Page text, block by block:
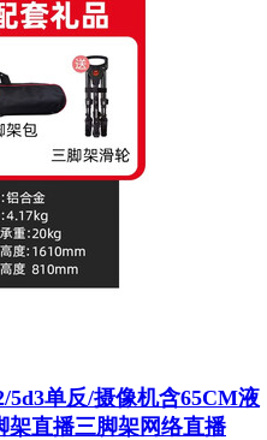
5d3单反/摄像机含65CM液
架直播三脚架网络直播